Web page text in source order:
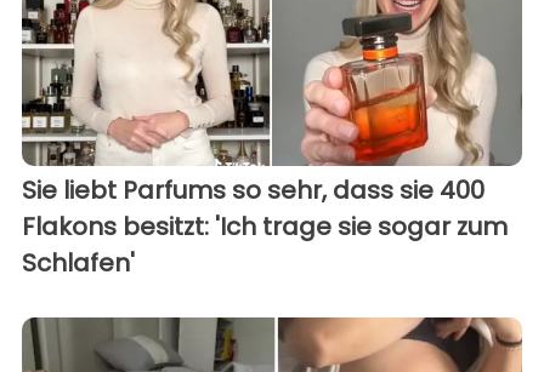
Sie liebt Parfums so sehr, dass sie 400
Flakons besitzt: 'Ich trage sie sogar zum
Schlafen'